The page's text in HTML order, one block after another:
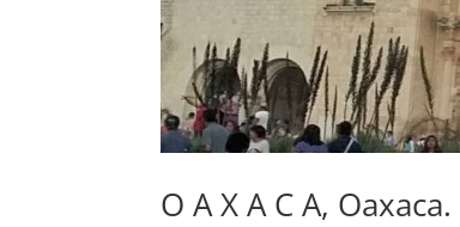
O A X A C A, Oaxaca.